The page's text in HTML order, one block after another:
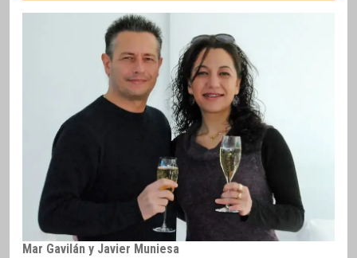
Mar Gavilán y Javier Muniesa